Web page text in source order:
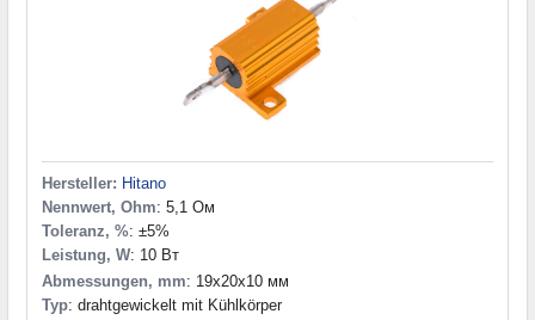
470 Ohm(1)
470 Ом (6)
560 Ом (1)
620 Ом (1)
680 Ом(4)
820 Ом(1)
Hersteller: Hitano
Nennwert, Ohm: 5,1 Ом
Toleranz, %: ±5%
Leistung, W: 10 Вт
Abmessungen, mm: 19x20x10 мм
Typ: drahtgewickelt mit Kühlkörper